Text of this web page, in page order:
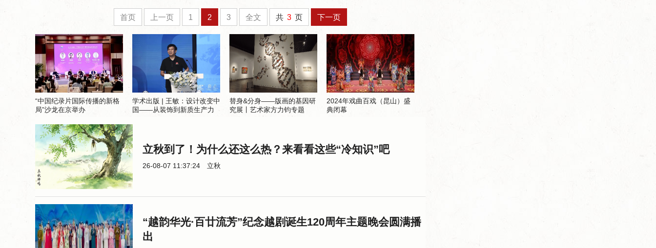
首页 上一页 1 2 3 全文 共 3 页 下一页
“中国纪录片国际传播的新格
局”沙龙在京举办
学术出版 | 王敏：设计改变中
国——从装饰到新质生产力
替身&分身——版画的基因研
究展丨艺术家方力钧专题
2024年戏曲百戏（昆山）盛
典闭幕
立秋到了！为什么还这么热？来看看这些“冷知识”吧
26-08-07 11:37:24 立秋
“越韵华光·百廿流芳”纪念越剧诞生120周年主题晚会圆满播
出